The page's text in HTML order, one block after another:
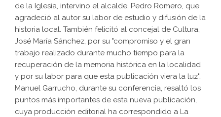
de la Iglesia, intervino el alcalde, Pedro Romero, que
agradeció al autor su labor de estudio y difusión de la
historia local. También felicitó al concejal de Cultura,
José María Sánchez, por su "compromiso y el gran
trabajo realizado durante mucho tiempo para la
recuperación de la memoria histórica en la localidad
y por su labor para que esta publicación viera la luz".
Manuel Garrucho, durante su conferencia, resaltó los
puntos más importantes de esta nueva publicación,
cuya producción editorial ha correspondido a La